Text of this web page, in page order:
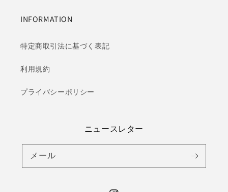
INFORMATION
特定商取引法に基づく表記
利用規約
プライバシーポリシー
ニュースレター
メール